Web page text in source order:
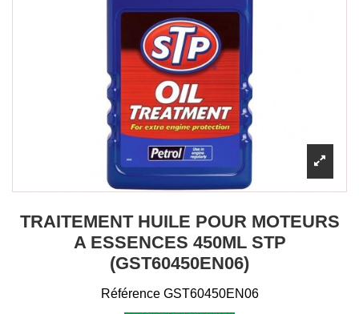
TRAITEMENT HUILE POUR MOTEURS
A ESSENCES 450ML STP
(GST60450EN06)
Référence GST60450EN06